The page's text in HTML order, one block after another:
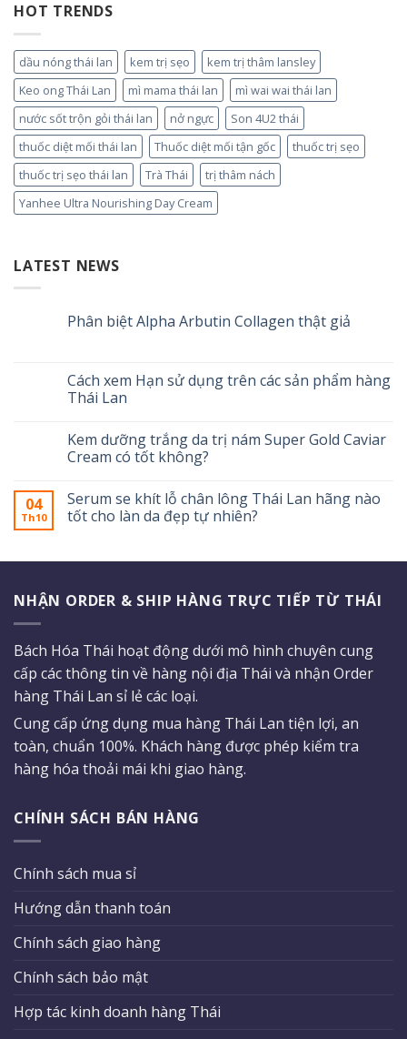
HOT TRENDS
dầu nóng thái lan kem trị sẹo
kem trị thâm lansley
Keo ong Thái Lan
mì mama thái lan
mì wai wai thái lan
nước sốt trộn gỏi thái lan
nở ngực
Son 4U2 thái
thuốc diệt mối thái lan
Thuốc diệt mối tận gốc
thuốc trị sẹo
thuốc trị sẹo thái lan
Trà Thái
trị thâm nách
Yanhee Ultra Nourishing Day Cream
LATEST NEWS
Phân biệt Alpha Arbutin Collagen thật giả
Cách xem Hạn sử dụng trên các sản phẩm hàng
Thái Lan
Kem dưỡng trắng da trị nám Super Gold Caviar
Cream có tốt không?
04
Th10
Serum se khít lỗ chân lông Thái Lan hãng nào
tốt cho làn da đẹp tự nhiên?
NHẬN ORDER & SHIP HÀNG TRỰC TIẾP TỪ THÁI
Bách Hóa Thái hoạt động dưới mô hình chuyên cung
cấp các thông tin về hàng nội địa Thái và nhận Order
hàng Thái Lan sỉ lẻ các loại.
Cung cấp ứng dụng mua hàng Thái Lan tiện lợi, an
toàn, chuẩn 100%. Khách hàng được phép kiểm tra
hàng hóa thoải mái khi giao hàng.
CHÍNH SÁCH BÁN HÀNG
Chính sách mua sỉ
Hướng dẫn thanh toán
Chính sách giao hàng
Chính sách bảo mật
Hợp tác kinh doanh hàng Thái